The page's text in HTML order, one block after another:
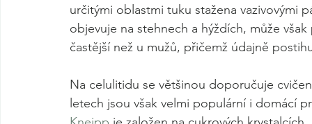
určitými oblastmi tuku stažena vazivovými
objevuje na stehnech a hýždích, může
častější než u mužů, přičemž údajně
Na celulitidu se většinou doporučuje
letech jsou však velmi populární i domácí